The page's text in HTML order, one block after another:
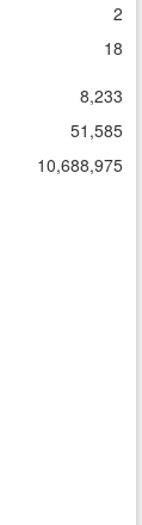
2
18
8,233
51,585
10,688,975